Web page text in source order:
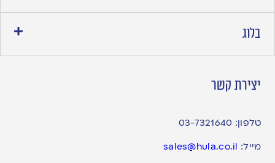
בלוג
יצירת קשר
טלפון: 03-7321640
מייל: sales@hula.co.il